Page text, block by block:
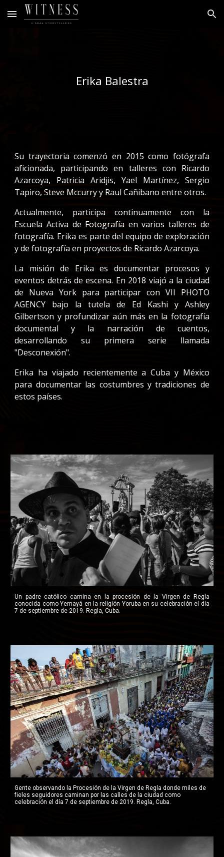
Skip to main content Skip to navigation
Erika Balestra
Su trayectoria comenzó en 2015 como fotógrafa
aficionada, participando en talleres con Ricardo
Azarcoya, Patricia Aridjis, Yael Martínez, Sergio
Tapiro, Steve Mccurry y Raul Cañibano entre otros.
Actualmente, participa continuamente con la
Escuela Activa de Fotografía en varios talleres de
fotografía. Erika es parte del equipo de exploración
yde fotografíaen proyectos de Ricardo Azarcoya.
La misión de Erika es documentar procesos y
eventos detrás de escena. En 2018 viajó a la ciudad
de Nueva York para participar con VII PHOTO
AGENCY bajo la tutela de Ed Kashi y Ashley
Gilbertson y profundizar aún más en la fotografía
documental y la narración de cuentos,
desarrollando su primera serie llamada
"Desconexión".
Erika ha viajado recientemente a Cuba y México
para documentar las costumbres y tradiciones de
estos países.
Un padre católico camina en la procesión de la Virgen de Regla
conocida como Yemayá en la religión Yoruba en su celebración el día
7 de septiembre de 2019. Regla, Cuba.
Gente observando la Procesión de la Virgen de Regla donde miles de
fieles seguidores caminan por las calles de la ciudad como
celebración el día 7 de septiembre de 2019. Regla, Cuba.